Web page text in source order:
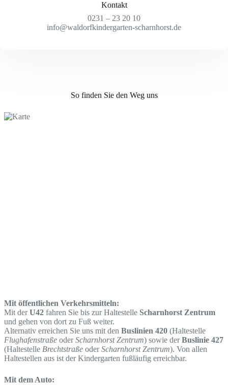
Kontakt
0231 – 23 20 10
info@waldorfkindergarten-scharnhorst.de
So finden Sie den Weg uns
Mit öffentlichen Verkehrsmitteln:
Mit derU42 fahren Sie bis zur Haltestelle Scharnhorst Zentrum
und gehen von dort zu Fuß weiter.
Alternativ erreichen Sie uns mit den Buslinien 420 (Haltestelle
Flughafenstraße oderScharnhorst Zentrum) sowie derBuslinie 427
(Haltestelle Brechtstraße oderScharnhorst Zentrum). Von allen
Haltestellen aus ist der Kindergarten fußläufig erreichbar.
Mit dem Auto: